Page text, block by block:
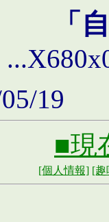
「
19
■現
[個人情報] [趣